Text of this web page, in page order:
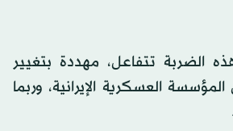
الضربة تتفاعل، مهددة بتغيير
العسكرية الإيرانية، وربما